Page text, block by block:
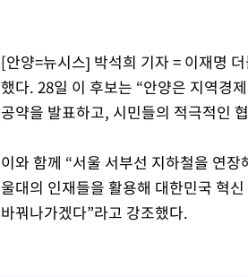
[안양=뉴시스] 박석희 기자 = 이재명
했다. 28일 이 후보는 “안양은 지역경
공약을 발표하고, 시민들의 적극적인
이와 함께 “서울 서부선 지하철을 연
울대의 인재들을 활용해 대한민국 혁
바꿔나가겠다”라고 강조했다.